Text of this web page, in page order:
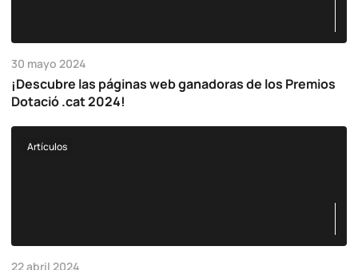
30 mayo 2024
¡Descubre las páginas web ganadoras de los Premios
Dotació .cat 2024!
Artículos
22 abril 2024